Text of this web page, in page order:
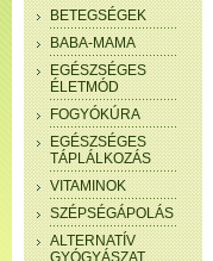
BETEGSÉGEK
BABA-MAMA
EGÉSZSÉGES
ÉLETMÓD
FOGYÓKÚRA
EGÉSZSÉGES
TÁPLÁLKOZÁS
VITAMINOK
SZÉPSÉGÁPOLÁS
ALTERNATÍV
GYÓGYÁSZAT